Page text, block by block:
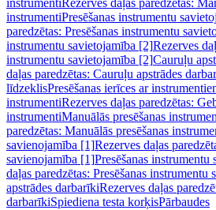
instrumentiRezerves daļas paredzētas:
instrumentiPresēšanas instrumentu
paredzētas: Presēšanas instrumentu
instrumentu savietojamība [2]Rezerves
instrumentu savietojamība [2]Cauruļu
daļas paredzētas: Cauruļu apstrādes
līdzeklisPresēšanas ierīces ar
instrumentiRezerves daļas paredzētas:
instrumentiManuālās presēšanas
paredzētas: Manuālās presēšanas
savienojamība [1]Rezerves daļas
savienojamība [1]Presēšanas
daļas paredzētas: Presēšanas
apstrādes darbarīkiRezerves daļas
darbarīkiSpiediena testa korķisPārbaudes